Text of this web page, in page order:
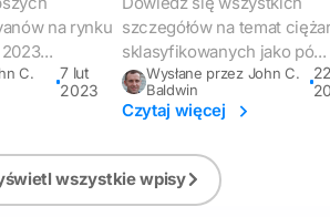
na rynku
C.
7 lut
2023
szczegółów na temat
sklasyfikowanych jako pó...
Wysłane przez John C.
Baldwin
Czytaj więcej
wszystkie wpisy